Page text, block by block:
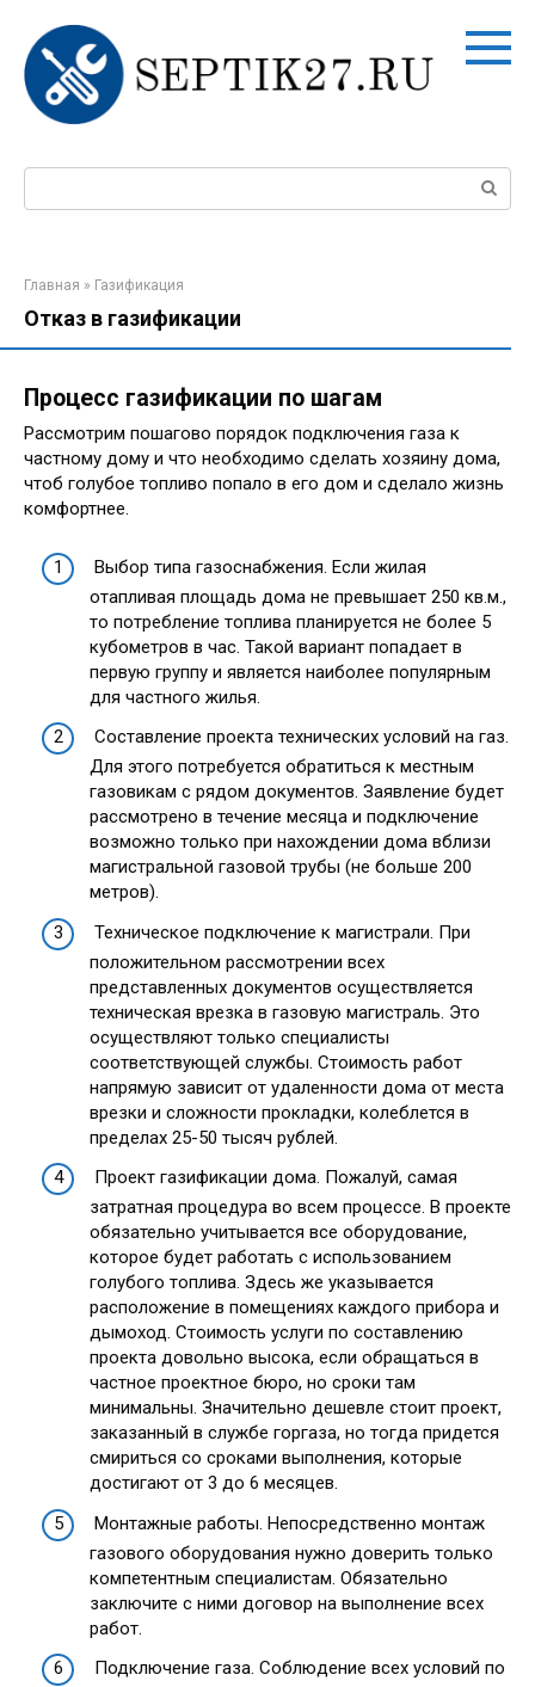
контенту
Главная » Газификация
Отказ в газификации
Процесс газификации по шагам
Рассмотрим пошагово порядок подключения газа к
частному дому и что необходимо сделать хозяину дома,
чтоб голубое топливо попало в его дом и сделало жизнь
комфортнее.
Выбор типа газоснабжения. Если жилая
отапливая площадь дома не превышает 250 кв.м.,
то потребление топлива планируется не более 5
кубометров в час. Такой вариант попадает в
первую группу и является наиболее популярным
для частного жилья.
Составление проекта технических условий на газ.
Для этого потребуется обратиться к местным
газовикам с рядом документов. Заявление будет
рассмотрено в течение месяца и подключение
возможно только при нахождении дома вблизи
магистральной газовой трубы (не больше 200
метров).
Техническое подключение к магистрали. При
положительном рассмотрении всех
представленных документов осуществляется
техническая врезка в газовую магистраль. Это
осуществляют только специалисты
соответствующей службы. Стоимость работ
напрямую зависит от удаленности дома от места
врезки и сложности прокладки, колеблется в
пределах 25-50 тысяч рублей.
Проект газификации дома. Пожалуй, самая
затратная процедура во всем процессе. В проекте
обязательно учитывается все оборудование,
которое будет работать с использованием
голубого топлива. Здесь же указывается
расположение в помещениях каждого прибора и
дымоход. Стоимость услуги по составлению
проекта довольно высока, если обращаться в
частное проектное бюро, но сроки там
минимальны. Значительно дешевле стоит проект,
заказанный в службе горгаза, но тогда придется
смириться со сроками выполнения, которые
достигают от 3 до 6 месяцев.
Монтажные работы. Непосредственно монтаж
газового оборудования нужно доверить только
компетентным специалистам. Обязательно
заключите с ними договор на выполнение всех
работ.
Подключение газа. Соблюдение всех условий по